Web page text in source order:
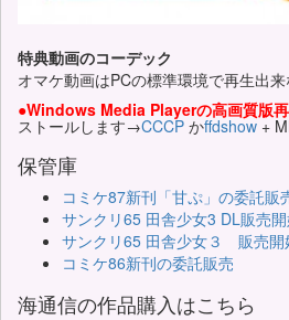
特典動画のコーデック
オマケ動画はPCの標準環境で再生出来
●Windows Media Playerの高画質版
ストールします→CCCP かffdshow +
保管庫
コミケ87新刊「甘ぷ」の委託販
サンクリ65 田舎少女3 DL販売
サンクリ65 田舎少女３ 販売開
コミケ86新刊の委託販売
海通信の作品購入はこちら